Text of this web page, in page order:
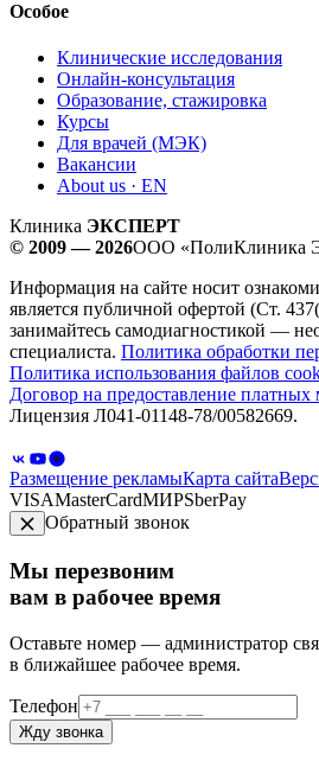
Особое
Клинические исследования
Онлайн-консультация
Образование, стажировка
Курсы
Для врачей (МЭК)
Вакансии
About us · EN
Клиника ЭКСПЕРТ
© 2009 — 2026ООО «ПолиКлиника
Информация на сайте носит
является публичной офертой (Ст.
занимайтесь самодиагностикой —
специалиста. Политика обработки
Политика использования файлов
Договор на предоставление платных
Лицензия Л041-01148-78/00582669.
Размещение рекламыКарта сайта
VISAMasterCardМИРSberPay
Обратный звонок
Мы перезвоним
вам в рабочее время
Оставьте номер — администратор
в ближайшее рабочее время.
Телефон
Жду звонка